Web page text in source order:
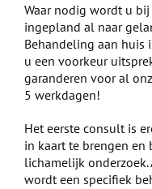
Waar nodig wordt u
ingepland al naar
Behandeling aan huis
u een voorkeur
garanderen voor al
5 werkdagen!
Het eerste consult is
in kaart te brengen en
lichamelijk onderzoek.
wordt een specifiek